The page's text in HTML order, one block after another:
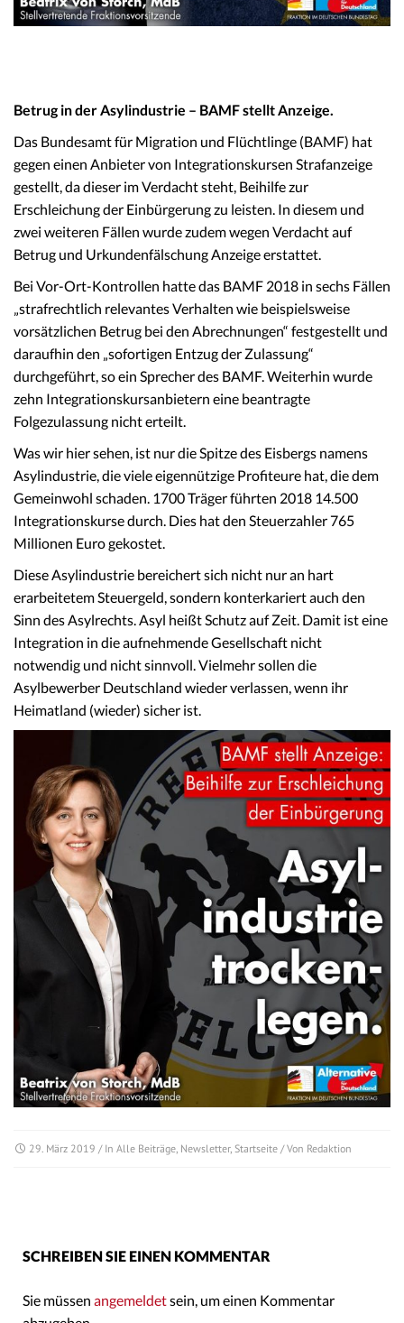
Betrug in der Asylindustrie – BAMF stellt Anzeige.
Das Bundesamt für Migration und Flüchtlinge (BAMF) hat
gegen einen Anbieter von Integrationskursen Strafanzeige
gestellt, da dieser im Verdacht steht, Beihilfe zur
Erschleichung der Einbürgerung zu leisten. In diesem und
zwei weiteren Fällen wurde zudem wegen Verdacht auf
Betrug und Urkundenfälschung Anzeige erstattet.
Bei Vor-Ort-Kontrollen hatte das BAMF 2018 in sechs Fällen
„strafrechtlich relevantes Verhalten wie beispielsweise
vorsätzlichen Betrug bei den Abrechnungen“ festgestellt und
daraufhin den „sofortigen Entzug der Zulassung“
durchgeführt, so ein Sprecher des BAMF. Weiterhin wurde
zehn Integrationskursanbietern eine beantragte
Folgezulassung nicht erteilt.
Was wir hier sehen, ist nur die Spitze des Eisbergs namens
Asylindustrie, die viele eigennützige Profiteure hat, die dem
Gemeinwohl schaden. 1700 Träger führten 2018 14.500
Integrationskurse durch. Dies hat den Steuerzahler 765
Millionen Euro gekostet.
Diese Asylindustrie bereichert sich nicht nur an hart
erarbeitetem Steuergeld, sondern konterkariert auch den
Sinn des Asylrechts. Asyl heißt Schutz auf Zeit. Damit ist eine
Integration in die aufnehmende Gesellschaft nicht
notwendig und nicht sinnvoll. Vielmehr sollen die
Asylbewerber Deutschland wieder verlassen, wenn ihr
Heimatland (wieder) sicher ist.
29. März 2019 / In Alle Beiträge Newsletter, Startseite / Von Redaktion
SCHREIBEN SIE EINEN KOMMENTAR
Sie müssen angemeldetsein, um einen Kommentar